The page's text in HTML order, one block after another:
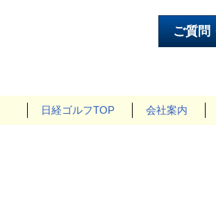
日経ゴルフTOP 会社案内